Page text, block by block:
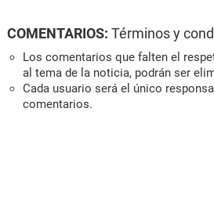
COMENTARIOS: Términos y
Los comentarios que falten el
al tema de la noticia, podrán ser
Cada usuario será el único
comentarios.